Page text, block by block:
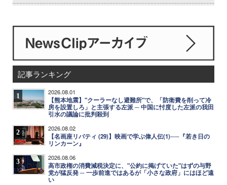
記事ランキング
1 2026.08.01
【熊本地震】"クーラーなし避難所"で、「防衛費を削って冷
房を設置しろ」と主張する左派 ─ 中国に忖度した左派の我田
引水の議論に批判殺到
2 2026.08.02
【名画座リバティ (29)】映画で学ぶ偉人伝(1)──『若き日の
リンカーン』
3 2026.08.06
高市政権の消費減税決定に、"公約に掲げていた"はずの与野
党が猛反発 ─ 一歩前進ではあるが「小さな政府」にはほど遠
い